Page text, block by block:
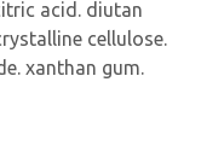
acid. diutan
cellulose.
xanthan gum.